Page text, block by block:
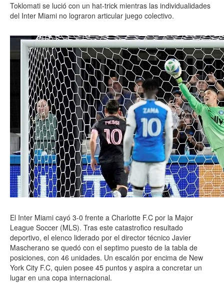
Toklomati se lució con un hat-trick mientras las individualidades
del Inter Miami no lograron articular juego colectivo.
El Inter Miami cayó 3-0 frente a Charlotte F.C por la Major
League Soccer (MLS). Tras este catastrofico resultado
deportivo, el elenco liderado por el director técnico Javier
Mascherano se quedó con el septimo puesto de la tabla de
posiciones, con 46 unidades. Un escalón por encima de New
York City F.C, quien posee 45 puntos y aspira a concretar un
lugar en una copa internacional.